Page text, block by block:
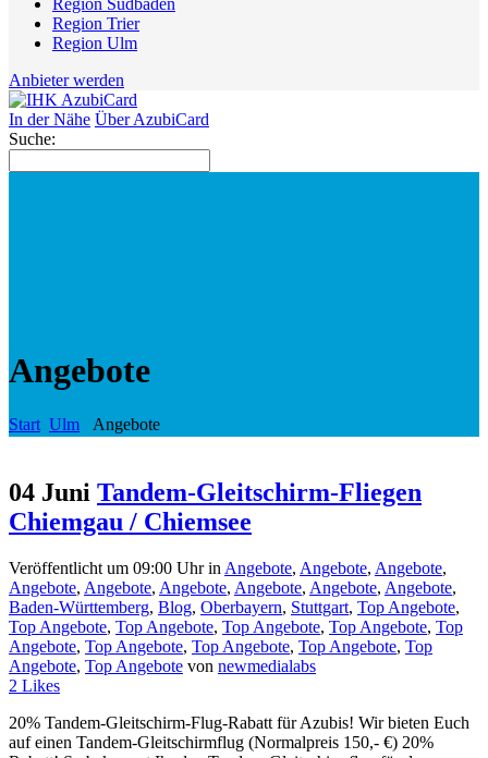
Region Südbaden
Region Trier
Region Ulm
Anbieter werden
In der Nähe Über AzubiCard
Suche:
Angebote
Start Ulm Angebote
04 Juni Tandem-Gleitschirm-Fliegen
Chiemgau / Chiemsee
Veröffentlicht um 09:00 Uhrin Angebote, Angebote, Angebote,
Angebote, Angebote, Angebote, Angebote, Angebote, Angebote,
Baden-Württemberg, Blog, Oberbayern, Stuttgart, Top Angebote,
Top Angebote, Top Angebote, Top Angebote, Top Angebote, Top
Angebote, Top Angebote, Top Angebote, Top Angebote, Top
Angebote, Top Angebote von newmedialabs
2 Likes
20% Tandem-Gleitschirm-Flug-Rabatt für Azubis! Wir bieten Euch
auf einen Tandem-Gleitschirmflug (Normalpreis 150,- €) 20%